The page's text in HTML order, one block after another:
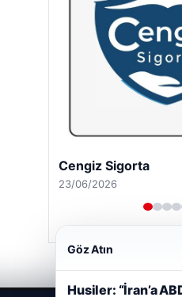
Cengiz Sigorta
23/06/2026
Göz Atın
Husiler: “İran’a